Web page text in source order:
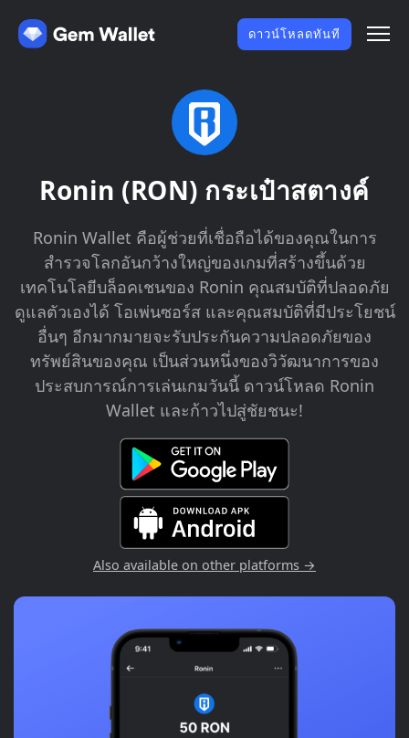
ดาวน์โหลดทันที
Ronin (RON) กระเป๋าสตางค์
Ronin Wallet คือผู้ช่วยที่เชื่อถือได้ของคุณในการ
สำรวจโลกอันกว้างใหญ่ของเกมที่สร้างขึ้นด้วย
เทคโนโลยีบล็อคเชนของ Ronin คุณสมบัติที่ปลอดภัย
ดูแลตัวเองได้ โอเพ่นซอร์ส และคุณสมบัติที่มีประโยชน์
อื่นๆ อีกมากมายจะรับประกันความปลอดภัยของ
ทรัพย์สินของคุณ เป็นส่วนหนึ่งของวิวัฒนาการของ
ประสบการณ์การเล่นเกมวันนี้ ดาวน์โหลด Ronin
Wallet และก้าวไปสู่ชัยชนะ!
Also available on other platforms →